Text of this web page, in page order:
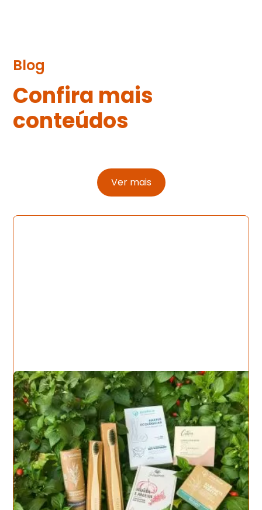
Blog
Confira mais
conteúdos
Ver mais